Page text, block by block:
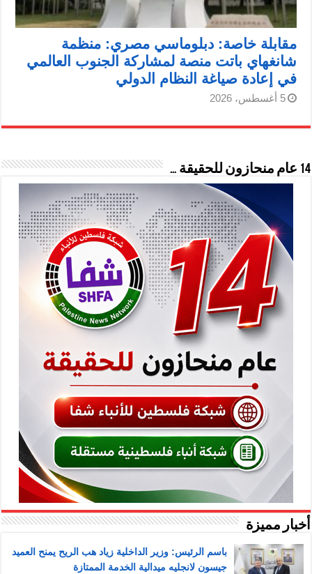
مقابلة خاصة: دبلوماسي مصري: منظمة
شانغهاي باتت منصة لمشاركة الجنوب العالمي
في إعادة صياغة النظام الدولي
5 أغسطس، 2026
14 عام منحازون للحقيقة …
أخبار مميزة
باسم الرئيس: وزير الداخلية زياد هب الريح يمنح العميد
جيسون لانجليه ميدالية الخدمة الممتازة